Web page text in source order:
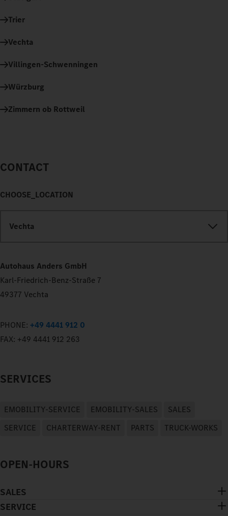
Trier
Vechta
Villingen-Schwenningen
Würzburg
Zimmern ob Rottweil
CONTACT
CHOOSE_LOCATION
Vechta
Autohaus Anders GmbH
Karl-Friedrich-Benz-Straße 7
49377 Vechta
PHONE: +49 4441 912 0
FAX: +49 4441 912 263
SERVICES
EMOBILITY-SERVICE EMOBILITY-SALES
SALES
SERVICE
CHARTERWAY-RENT PARTS TRUCK-WORKS
OPEN-HOURS
SALES
SERVICE